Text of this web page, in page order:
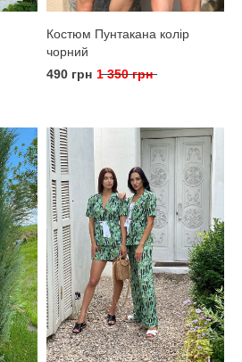
Костюм Пунтакана колір
чорний
490 грн 1 350 грн